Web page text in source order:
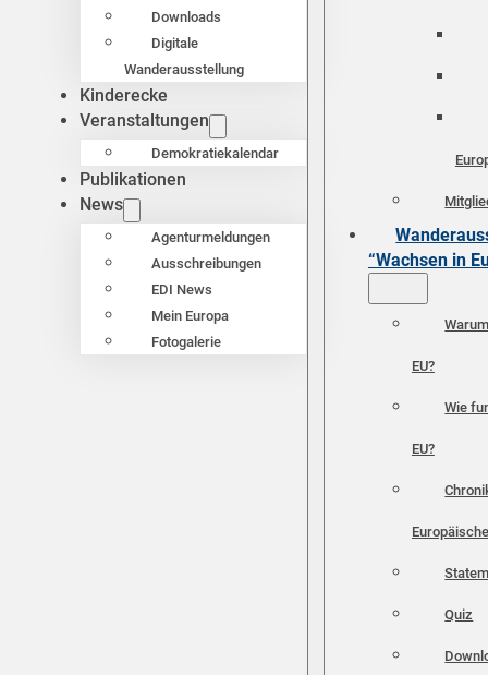
Downloads
Digitale
Wanderausstellung
Kinderecke
Veranstaltungen
Demokratiekalendar
Publikationen
News
Agenturmeldungen
Ausschreibungen
EDI News
Mein Europa
Fotogalerie
“Wachsen in
EU?
Wie
EU?
Quiz